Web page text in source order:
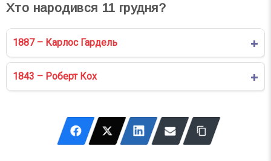
Хто народився 11 грудня?
1887 – Карлос Гардель
1843 – Роберт Кох